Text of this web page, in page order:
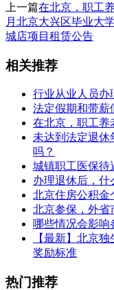
上一篇在北京，职工
月北京大兴区毕业大
城店项目租赁公告
相关推荐
行业从业人员办
法定假期和带薪
在北京，职工养
未达到法定退休
吗？
城镇职工医保待
办理退休后，什
北京住房公积金
北京参保，外省
哪些情况会影响
【最新】北京
奖励标准
热门推荐